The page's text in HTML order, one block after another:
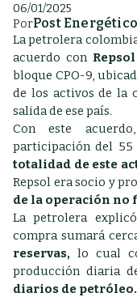
06/01/2025
PorPost Energético
La petrolera
acuerdo con Repsol
bloque CPO-9,
de los activos de la
salida de ese país.
Con este
participación del 55
totalidad de este
Repsol era socio y
de la operación no
La petrolera
compra sumará
reservas, lo cual
producción diaria
diarios de petróleo.